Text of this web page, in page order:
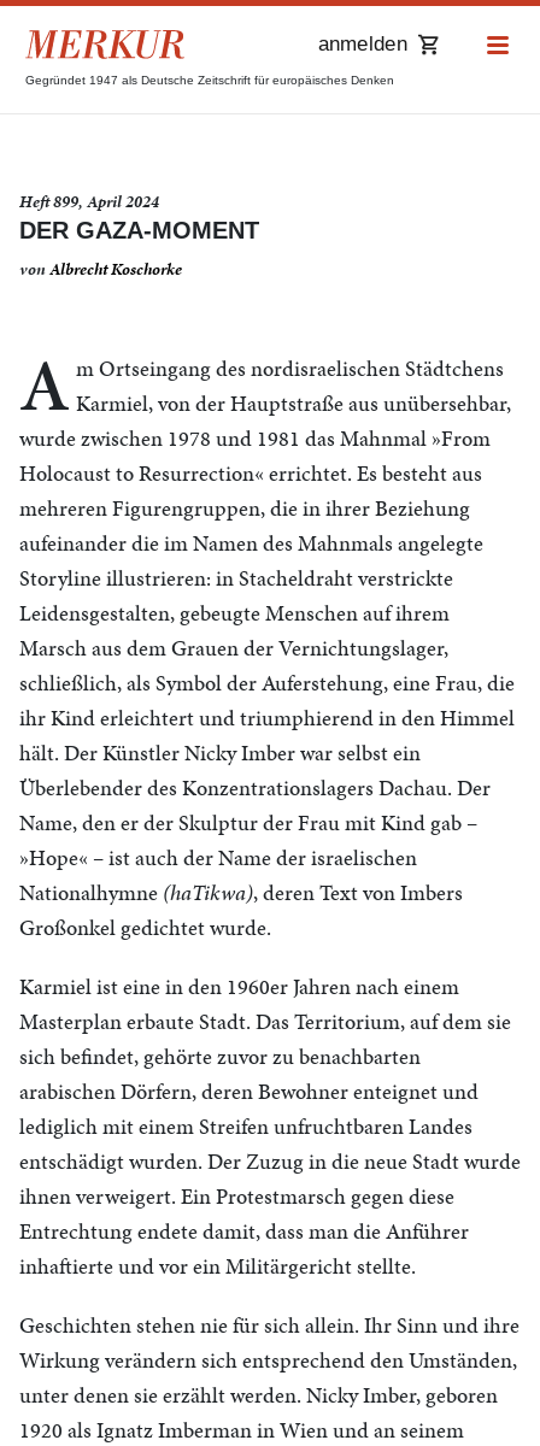
Gegründet 1947 als Deutsche Zeitschrift für europäisches Denken
anmelden
Heft 899, April 2024
DER GAZA-MOMENT
vonAlbrecht Koschorke
A m Ortseingang des nordisraelischen Städtchens
Karmiel, von der Hauptstraße aus unübersehbar,
wurde zwischen 1978 und 1981 das Mahnmal »From
Holocaust to Resurrection« errichtet. Es besteht aus
mehreren Figurengruppen, die in ihrer Beziehung
aufeinander die im Namen des Mahnmals angelegte
Storyline illustrieren: in Stacheldraht verstrickte
Leidensgestalten, gebeugte Menschen auf ihrem
Marsch aus dem Grauen der Vernichtungslager,
schließlich, als Symbol der Auferstehung, eine Frau, die
ihr Kind erleichtert und triumphierend in den Himmel
hält. Der Künstler Nicky Imber war selbst ein
Überlebender des Konzentrationslagers Dachau. Der
Name, den er der Skulptur der Frau mit Kind gab –
»Hope« – ist auch der Name der israelischen
Nationalhymne (haTikwa), deren Text von Imbers
Großonkel gedichtet wurde.
Karmiel ist eine in den 1960er Jahren nach einem
Masterplan erbaute Stadt. Das Territorium, auf dem sie
sich befindet, gehörte zuvor zu benachbarten
arabischen Dörfern, deren Bewohner enteignet und
lediglich mit einem Streifen unfruchtbaren Landes
entschädigt wurden. Der Zuzug in die neue Stadt wurde
ihnen verweigert. Ein Protestmarsch gegen diese
Entrechtung endete damit, dass man die Anführer
inhaftierte und vor ein Militärgericht stellte.
Geschichten stehen nie für sich allein. Ihr Sinn und ihre
Wirkung verändern sich entsprechend den Umständen,
unter denen sie erzählt werden. Nicky Imber, geboren
1920 als Ignatz Imberman in Wien und an seinem